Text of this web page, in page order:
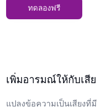
ทดลองฟรี
เพิ่มอารมณ์ให้กับเสี
แปลงข้อความเป็นเสียง